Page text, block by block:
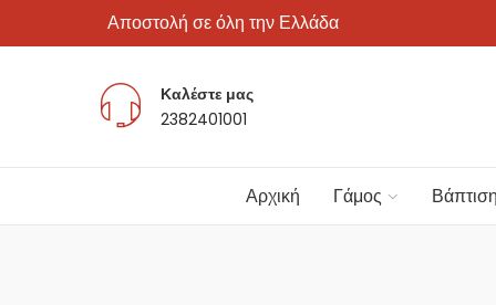
Αποστολή σε όλη την Ελλάδα
Καλέστε μας
2382401001
Αρχική Γάμος